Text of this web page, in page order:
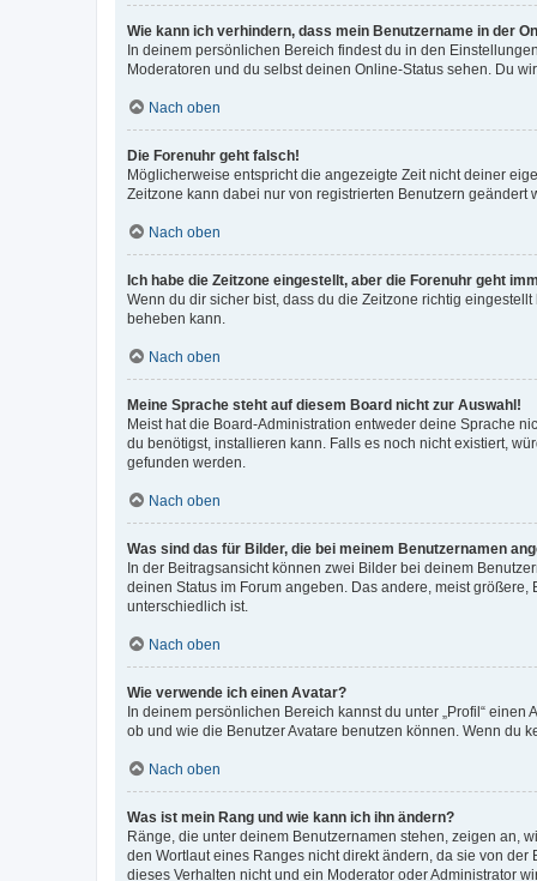
Wie kann ich verhindern, dass mein Benutzername in der
In deinem persönlichen Bereich findest du in den
Moderatoren und du selbst deinen Online-Status sehen. Du
Nach oben
Die Forenuhr geht falsch!
Möglicherweise entspricht die angezeigte Zeit nicht deiner
Zeitzone kann dabei nur von registrierten Benutzern geändert
Nach oben
Ich habe die Zeitzone eingestellt, aber die Forenuhr geht
Wenn du dir sicher bist, dass du die Zeitzone richtig
beheben kann.
Nach oben
Meine Sprache steht auf diesem Board nicht zur Auswahl!
Meist hat die Board-Administration entweder deine Sprache
du benötigst, installieren kann. Falls es noch nicht existiert,
gefunden werden.
Nach oben
Was sind das für Bilder, die bei meinem Benutzernamen
In der Beitragsansicht können zwei Bilder bei deinem
deinen Status im Forum angeben. Das andere, meist
unterschiedlich ist.
Nach oben
Wie verwende ich einen Avatar?
In deinem persönlichen Bereich kannst du unter „Profil“
ob und wie die Benutzer Avatare benutzen können. Wenn du
Nach oben
Was ist mein Rang und wie kann ich ihn ändern?
Ränge, die unter deinem Benutzernamen stehen, zeigen an,
den Wortlaut eines Ranges nicht direkt ändern, da sie von
dieses Verhalten nicht und ein Moderator oder Administrator